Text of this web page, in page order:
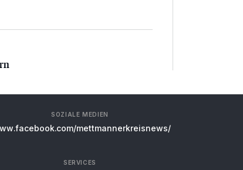
SOZIALE MEDIEN
mettmannerkreisnews/
SERVICES